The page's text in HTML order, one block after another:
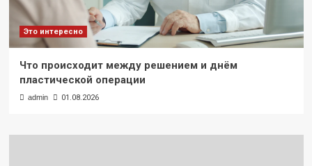
Это интересно
Что происходит между решением и днём
пластической операции
admin 01.08.2026